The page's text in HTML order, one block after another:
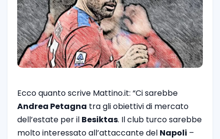
Ecco quanto scrive Mattino.it: “Ci sarebbe
Andrea Petagna tra gli obiettivi di mercato
dell’estate per il Besiktas. Il club turco sarebbe
molto interessato all’attaccante del Napoli –